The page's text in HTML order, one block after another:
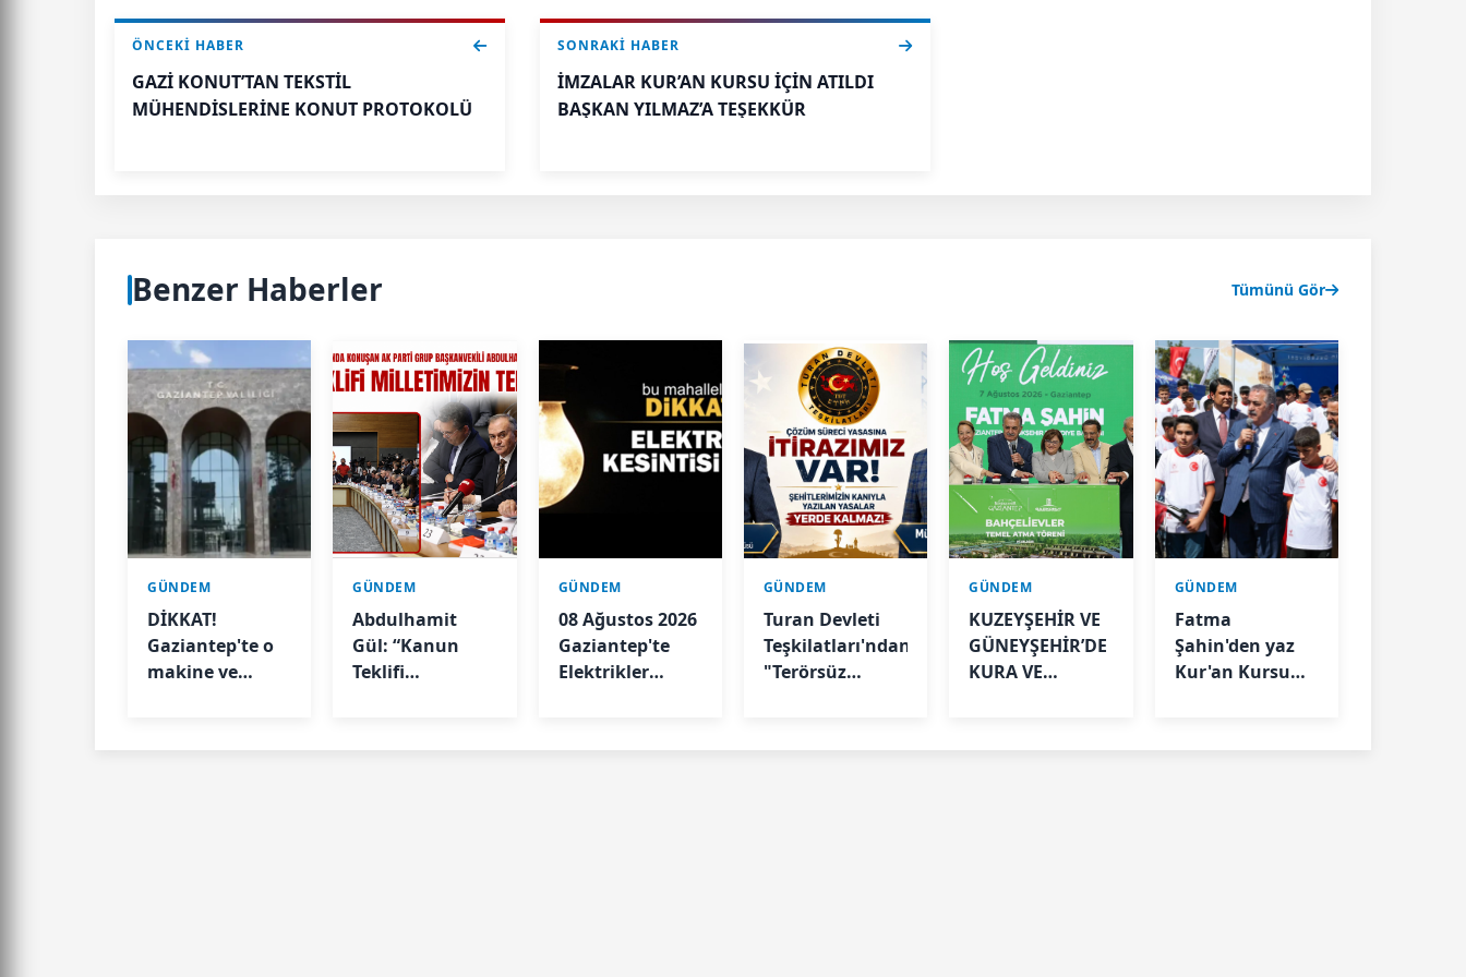
ÖNCEKI HABER
GAZİ KONUT’TAN TEKSTİL
MÜHENDİSLERİNE KONUT PROTOKOLÜ
SONRAKI HABER
İMZALAR KUR’AN KURSU İÇİN ATILDI
BAŞKAN YILMAZ’A TEŞEKKÜR
Benzer Haberler Tümünü Gör
GÜNDEM
DİKKAT!
Gaziantep'te o
makine ve
GÜNDEM
Abdulhamit
Gül: “Kanun
Teklifi
GÜNDEM
08 Ağustos 2026
Gaziantep'te
Elektrikler
GÜNDEM
Turan Devleti
Teşkilatları'ndan
"Terörsüz
GÜNDEM
KUZEYŞEHİR VE
GÜNEYŞEHİR’DE
KURA VE
GÜNDEM
Fatma
Şahin'den yaz
Kur'an Kursu